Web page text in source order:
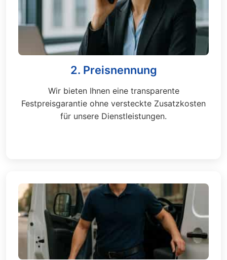
2. Preisnennung
Wir bieten Ihnen eine transparente
Festpreisgarantie ohne versteckte Zusatzkosten
für unsere Dienstleistungen.